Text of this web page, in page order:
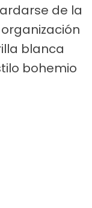
de la
blanca
bohemio